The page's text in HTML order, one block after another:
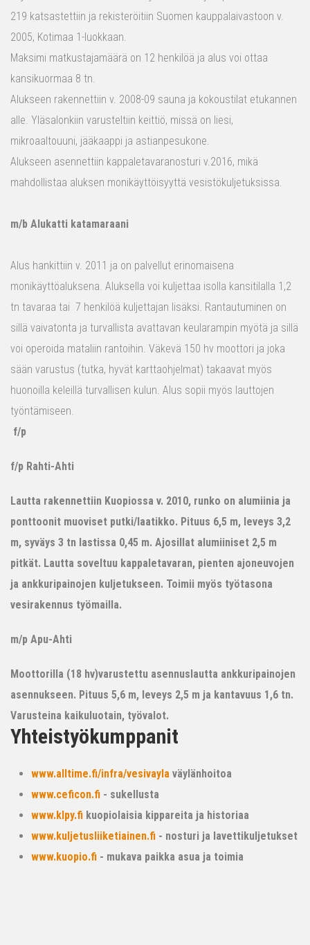
219 katsastettiin ja rekisteröitiin Suomen kauppalaivastoon v.
2005, Kotimaa 1-luokkaan.
Maksimi matkustajamäärä on 12 henkilöä ja alus voi ottaa
kansikuormaa 8 tn.
Alukseen rakennettiin v. 2008-09 sauna ja kokoustilat etukannen
alle. Yläsalonkiin varusteltiin keittiö, missä on liesi,
mikroaaltouuni, jääkaappi ja astianpesukone.
Alukseen asennettiin kappaletavaranosturi v.2016, mikä
mahdollistaa aluksen monikäyttöisyyttä vesistökuljetuksissa.
m/b Alukatti katamaraani
Alus hankittiin v. 2011 ja on palvellut erinomaisena
monikäyttöaluksena. Aluksella voi kuljettaa isolla kansitilalla 1,2
tn tavaraa tai 7 henkilöä kuljettajan lisäksi. Rantautuminen on
sillä vaivatonta ja turvallista avattavan keularampin myötä ja sillä
voi operoida mataliin rantoihin. Väkevä 150 hv moottori ja joka
sään varustus (tutka, hyvät karttaohjelmat) takaavat myös
huonoilla keleillä turvallisen kulun. Alus sopii myös lauttojen
työntämiseen.
f/p
f/p Rahti-Ahti
Lautta rakennettiin Kuopiossa v. 2010, runko on alumiinia ja
ponttoonit muoviset putki/laatikko. Pituus 6,5 m, leveys 3,2
m, syväys 3 tn lastissa 0,45 m. Ajosillat alumiiniset 2,5 m
pitkät. Lautta soveltuu kappaletavaran, pienten ajoneuvojen
ja ankkuripainojen kuljetukseen. Toimii myös työtasona
vesirakennus työmailla.
m/p Apu-Ahti
Moottorilla (18 hv)varustettu asennuslautta ankkuripainojen
asennukseen. Pituus 5,6 m, leveys 2,5 m ja kantavuus 1,6 tn.
Varusteina kaikuluotain, työvalot.
Yhteistyökumppanit
www.alltime.fi/infra/vesivayla väylänhoitoa
www.ceficon.fi - sukellusta
www.klpy.fi kuopiolaisia kippareita ja historiaa
www.kuljetusliiketiainen.fi - nosturi ja lavettikuljetukset
www.kuopio.fi - mukava paikka asua ja toimia